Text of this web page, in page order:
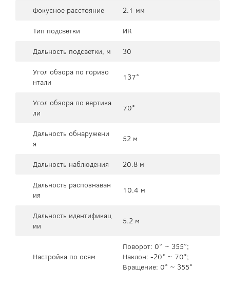
Фокусное расстояние
2.1 мм
Тип подсветки
ИК
Дальность подсветки, м
30
Угол обзора по горизо
нтали
137°
Угол обзора по вертика
ли
70°
Дальность обнаружени
я
52 м
Дальность наблюдения
20.8 м
Дальность распознаван
ия
10.4 м
Дальность идентификац
ии
5.2 м
Настройка по осям
Поворот: 0° ~ 355°;
Наклон: -20° ~ 70°;
Вращение: 0° ~ 355°